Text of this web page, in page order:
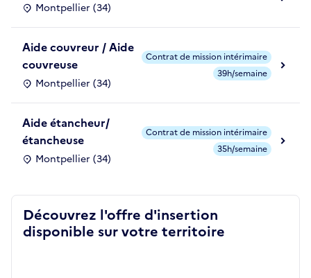
Montpellier (34)
Aide couvreur / Aide
couvreuse
Montpellier (34)
Contrat de mission intérimaire
39h/semaine
Aide étancheur/
étancheuse
Montpellier (34)
Contrat de mission intérimaire
35h/semaine
Découvrez l'offre d'insertion
disponible sur votre territoire